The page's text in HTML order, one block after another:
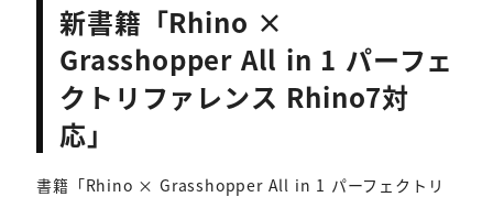
新書籍「Rhino ×
Grasshopper All in 1 パーフェ
クトリファレンス Rhino7対
応」
書籍「Rhino × Grasshopper All in 1 パーフェクトリ